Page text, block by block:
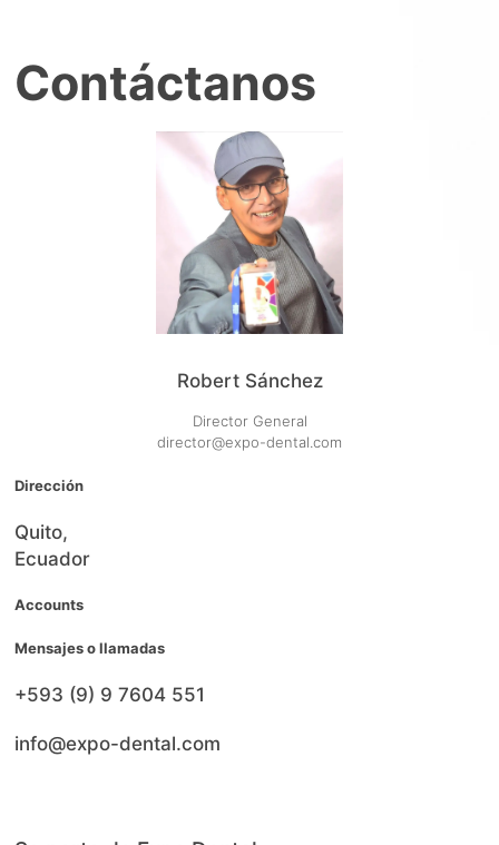
Contáctanos
Robert Sánchez
Director General
director@expo-dental.com
Dirección
Quito,
Ecuador
Accounts
Mensajes o llamadas
+593 (9) 9 7604 551
info@expo-dental.com